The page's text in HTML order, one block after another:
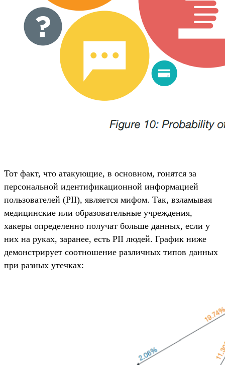
Тот факт, что атакующие, в основном, гонятся за
персональной идентификационной информацией
пользователей (PII), является мифом. Так, взламывая
медицинские или образовательные учреждения,
хакеры определенно получат больше данных, если у
них на руках, заранее, есть PII людей. График ниже
демонстрирует соотношение различных типов данных
при разных утечках: